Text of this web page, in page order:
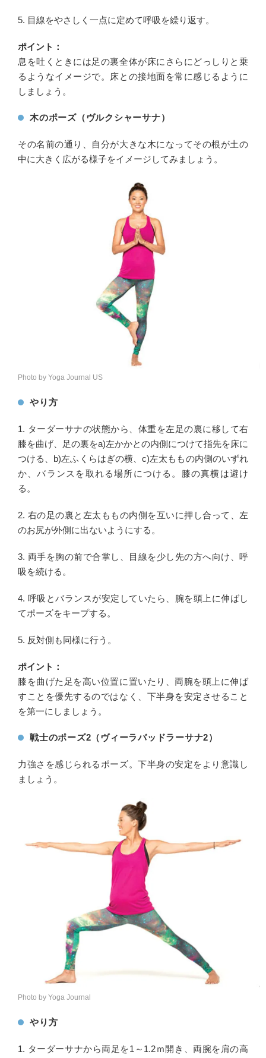
5. 目線をやさしく一点に定めて呼吸を繰り返す。
ポイント：
息を吐くときには足の裏全体が床にさらにどっしりと乗
るようなイメージで。床との接地面を常に感じるように
しましょう。
木のポーズ（ヴルクシャーサナ）
その名前の通り、自分が大きな木になってその根が土の
中に大きく広がる様子をイメージしてみましょう。
Photo by Yoga Journal US
やり方
1. ターダーサナの状態から、体重を左足の裏に移して右
膝を曲げ、足の裏をa)左かかとの内側につけて指先を床に
つける、b)左ふくらはぎの横、c)左太ももの内側のいずれ
か、バランスを取れる場所につける。膝の真横は避け
る。
2. 右の足の裏と左太ももの内側を互いに押し合って、左
のお尻が外側に出ないようにする。
3. 両手を胸の前で合掌し、目線を少し先の方へ向け、呼
吸を続ける。
4. 呼吸とバランスが安定していたら、腕を頭上に伸ばし
てポーズをキープする。
5. 反対側も同様に行う。
ポイント：
膝を曲げた足を高い位置に置いたり、両腕を頭上に伸ば
すことを優先するのではなく、下半身を安定させること
を第一にしましょう。
戦士のポーズ2（ヴィーラバッドラーサナ2）
力強さを感じられるポーズ。下半身の安定をより意識し
ましょう。
Photo by Yoga Journal
やり方
1. ターダーサナから両足を1～1.2ｍ開き、両腕を肩の高